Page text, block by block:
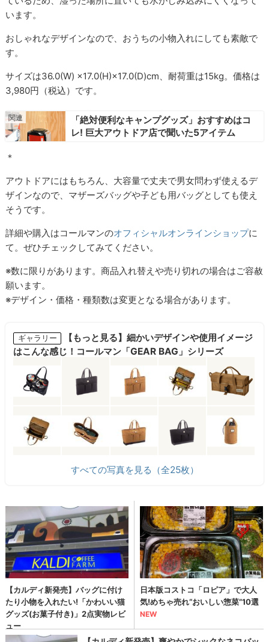
います。
おしゃれなデザインなので、おうちの小物入れにしても素敵で
す。
サイズは36.0(W) ×17.0(H)×17.0(D)cm、耐荷重は15kg。価格は
3,980円（税込）です。
「絶対便利なキャンプグッズ」おすすめはコ
レ! 巨大アウトドア店で聞いた5アイテム
＊
アウトドアにはもちろん、大容量で丈夫で男女問わず使えるデ
ザインなので、マザーズバッグや子ども用バッグとしても使え
そうです。
詳細や購入はコールマンのオフィシャルオンラインショップに
て。ぜひチェックしてみてください。
※数に限りがあります。商品入れ替えや売り切れの場合はご容赦
願います。
※デザイン・価格・種類数は変更となる場合があります。
ギャラリー
【もっと見る】細かいデザインや使用イメージ
はこんな感じ！コールマン「GEAR BAG」シリーズ
すべての写真を見る（全25枚）